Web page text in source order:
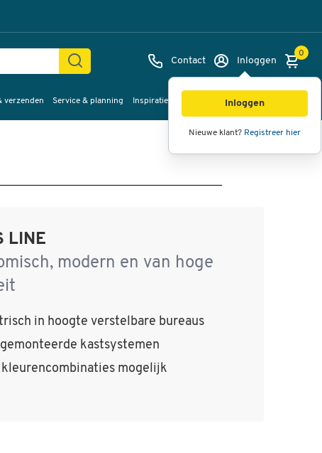
Contact Inloggen
Inloggen
Nieuwe klant? Registreer hier
0
verzenden Service & planning Inspiratie
LINE
modern en van hoge
in hoogte verstelbare bureaus
kastsystemen
kleurencombinaties mogelijk